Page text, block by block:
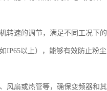
转速的调节，满足不同工况下
IP65以上），能够有效防止粉
风扇或热管等，确保变频器和